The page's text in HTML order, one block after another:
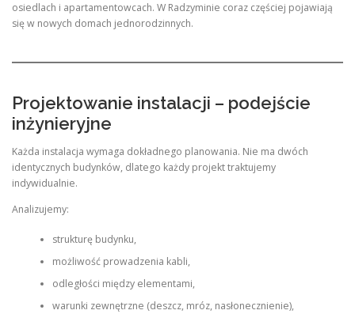
osiedlach i apartamentowcach. W Radzyminie coraz częściej pojawiają
się w nowych domach jednorodzinnych.
Projektowanie instalacji – podejście
inżynieryjne
Każda instalacja wymaga dokładnego planowania. Nie ma dwóch
identycznych budynków, dlatego każdy projekt traktujemy
indywidualnie.
Analizujemy:
strukturę budynku,
możliwość prowadzenia kabli,
odległości między elementami,
warunki zewnętrzne (deszcz, mróz, nasłonecznienie),